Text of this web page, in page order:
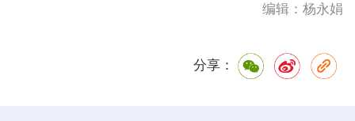
编辑：杨永娟
分享：